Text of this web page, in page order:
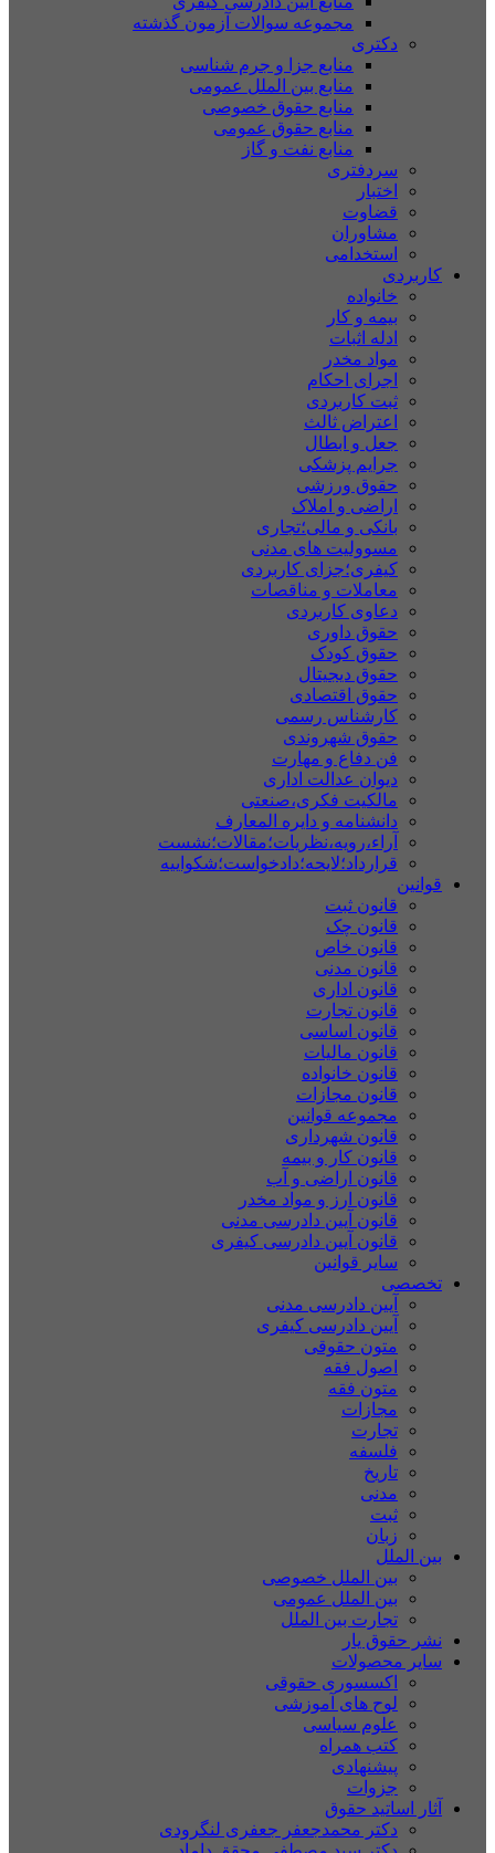
مجموعه سوالات آزمون گذشته
دکتری
منابع جزا و جرم شناسی
منابع بین الملل عمومی
منابع حقوق خصوصی
منابع حقوق عمومی
منابع نفت و گاز
سردفتری
اختبار
قضاوت
مشاوران
استخدامی
کاربردی
خانواده
بیمه و کار
ادله اثبات
مواد مخدر
اجرای احکام
ثبت کاربردی
اعتراض ثالث
جعل و ابطال
جرایم پزشکی
حقوق ورزشی
اراضی و املاک
بانکی و مالی؛تجاری
مسوولیت های مدنی
کیفری؛جزای کاربردی
معاملات و مناقصات
دعاوی کاربردی
حقوق داوری
حقوق کودک
حقوق دیجیتال
حقوق اقتصادی
کارشناس رسمی
حقوق شهروندی
فن دفاع و مهارت
دیوان عدالت اداری
مالکیت فکری،صنعتی
دانشنامه و دایره المعارف
آراء،رویه،نظریات؛مقالات؛نشست
قرارداد؛لایحه؛دادخواست؛شکواییه
قوانین
قانون ثبت
قانون چک
قانون خاص
قانون مدنی
قانون اداری
قانون تجارت
قانون اساسی
قانون مالیات
قانون خانواده
قانون مجازات
مجموعه قوانین
قانون شهرداری
قانون کار و بیمه
قانون اراضی و آب
قانون ارز و مواد مخدر
قانون آیین دادرسی مدنی
قانون آیین دادرسی کیفری
سایر قوانین
تخصصی
آیین دادرسی مدنی
آیین دادرسی کیفری
متون حقوقی
اصول فقه
متون فقه
مجازات
تجارت
فلسفه
تاریخ
مدنی
ثبت
زبان
بین الملل
بین الملل خصوصی
بین الملل عمومی
تجارت بین الملل
نشر حقوق یار
سایر محصولات
اکسسوری حقوقی
لوح های آموزشی
علوم سیاسی
کتب همراه
پیشنهادی
جزوات
آثار اساتید حقوق
دکتر محمدجعفر جعفری لنگرودی